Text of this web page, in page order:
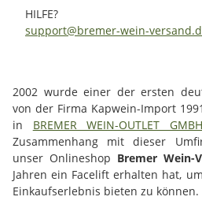
HILFE?
support@bremer-wein-
2002 wurde einer der ersten
von der Firma Kapwein-Import
in BREMER WEIN-OUTLET GMBH
Zusammenhang mit dieser
unser Onlineshop Bremer Wein-
Jahren ein Facelift erhalten hat,
Einkaufserlebnis bieten zu können.